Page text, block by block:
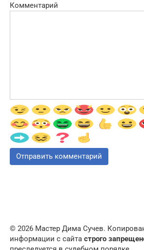
Комментарий
© 2026 Мастер Дима Сучев.
информации с сайта строго